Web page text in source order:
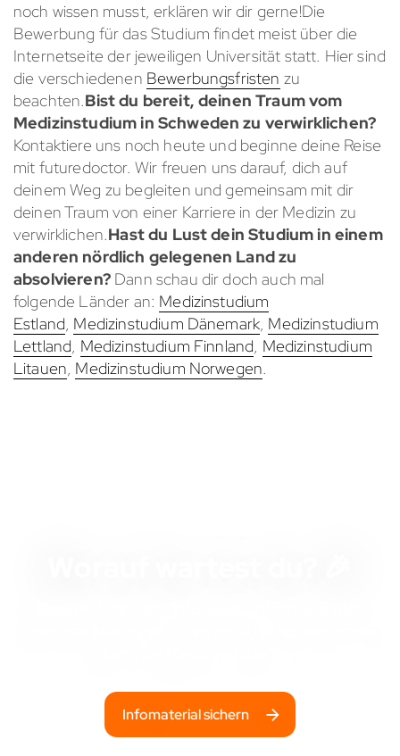
noch wissen musst, erklären wir dir gerne!Die
Bewerbung für das Studium findet meist über die
Internetseite der jeweiligen Universität statt. Hier sind
die verschiedenen Bewerbungsfristen zu
beachten.Bist du bereit, deinen Traum vom
Medizinstudium in Schweden zu verwirklichen?
Kontaktiere uns noch heute und beginne deine Reise
mit futuredoctor. Wir freuen uns darauf, dich auf
deinem Weg zu begleiten und gemeinsam mit dir
deinen Traum von einer Karriere in der Medizin zu
verwirklichen.Hast du Lust dein Studium in einem
anderen nördlich gelegenen Land zu
absolvieren?Dann schau dir doch auch mal
folgende Länder an: Medizinstudium
Estland, Medizinstudium Dänemark, Medizinstudium
Lettland, Medizinstudium Finnland, Medizinstudium
Litauen, Medizinstudium Norwegen.
Infomaterial sichern